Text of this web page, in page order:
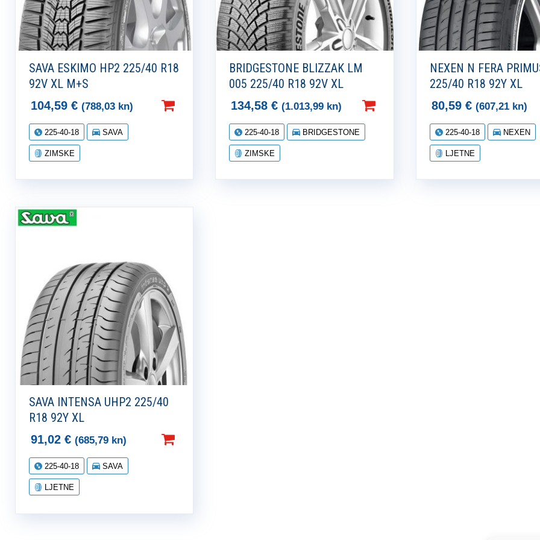
SAVA ESKIMO HP2 225/40 R18
92V XL M+S
104,59 € (788,03 kn)
225-40-18 SAVA
ZIMSKE
BRIDGESTONE BLIZZAK LM
005 225/40 R18 92V XL
134,58€ (1.013,99 kn)
225-40-18 BRIDGESTONE
ZIMSKE
NEXEN N FERA
225/40 R18 92Y XL
80,59€ (607,21 kn)
225-40-18 NEXEN
LJETNE
SAVA INTENSA UHP2 225/40
R18 92Y XL
91,02 € (685,79 kn)
225-40-18 SAVA
LJETNE